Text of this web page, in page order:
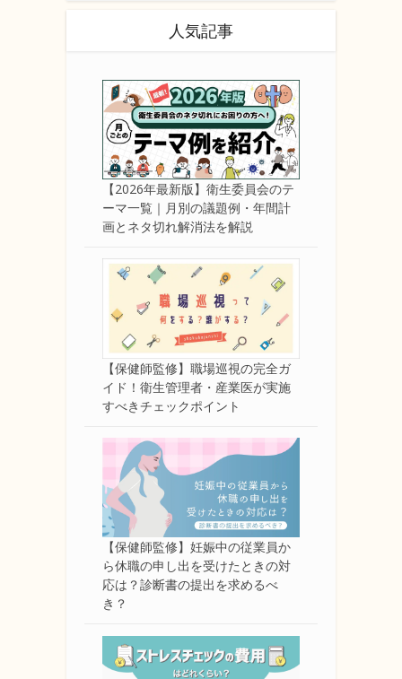
人気記事
【2026年最新版】衛生委員会のテ
ーマ一覧｜月別の議題例・年間計
画とネタ切れ解消法を解説
【保健師監修】職場巡視の完全ガ
イド！衛生管理者・産業医が実施
すべきチェックポイント
【保健師監修】妊娠中の従業員か
ら休職の申し出を受けたときの対
応は？診断書の提出を求めるべ
き？